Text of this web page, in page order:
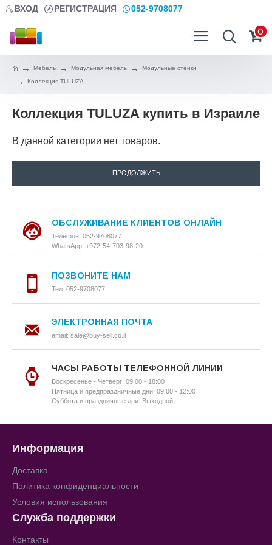
ВХОД РЕГИСТРАЦИЯ 052-9708077
0
Мебель Модульная мебель
Модульные стенки
Коллекция TULUZA
Коллекция TULUZA купить в Израиле
В данной категории нет товаров.
ПРОДОЛЖИТЬ
ОБСЛУЖИВАНИЕ КЛИЕНТОВ ОНЛАЙН
Телефон: 052-9708077
WhatsApp: +972-54-703-98-20
ПОЗВОНИТЕ НАМ
Тел: 052-9708077
ЭЛЕКТРОННАЯ ПОЧТА
email: sale@buy-sell.co.il
ЧАСЫ РАБОТЫ ТЕЛЕФОННОЙ ЛИНИИ
Воскресенье - Четверг: 09:00 - 18:00
Пятница и предпраздничные дни: 09:00 - 12:00
Суббота и праздничные дни: Выходной
Информация
Доставка
Политика конфиденциальности
Условия использования
Служба поддержки
Контакты